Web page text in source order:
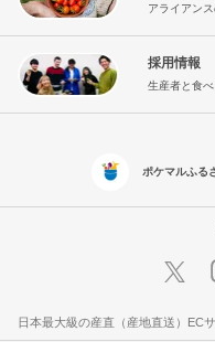
アライアン
採用情報
生産者と食
ポケマルふる
日本最大級の産直（産地直送）EC